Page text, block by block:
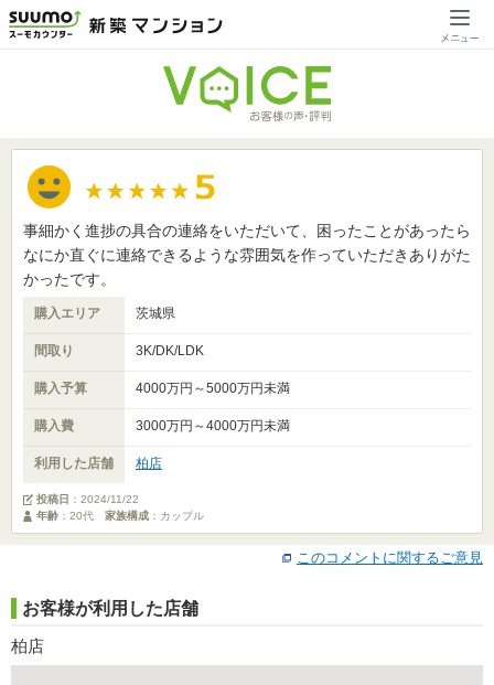
事細かく進捗の具合の連絡をいただいて、困ったことがあったら
なにか直ぐに連絡できるような雰囲気を作っていただきありがた
かったです。
購入エリア 茨城県
間取り 3K/DK/LDK
購入予算 4000万円～5000万円未満
購入費 3000万円～4000万円未満
利用した店舗 柏店
投稿日 ： 2024/11/22
年齢 ：20代 家族構成 ：カップル
このコメントに関するご意見
お客様が利用した店舗
柏店